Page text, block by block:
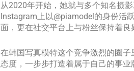
从2020年开始，她就与多个知名摄
Instagram上以@piamodel的身份活
面，更在社交平台上与粉丝保持着良
在韩国写真模特这个竞争激烈的圈
态度，一步步打造着属于自己的事